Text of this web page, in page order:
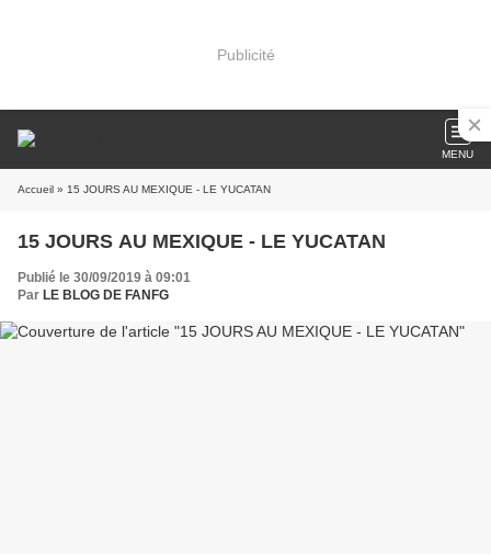
Publicité
MENU
Accueil » 15 JOURS AU MEXIQUE - LE YUCATAN
15 JOURS AU MEXIQUE - LE YUCATAN
Publié le 30/09/2019 à 09:01
Par LE BLOG DE FANFG